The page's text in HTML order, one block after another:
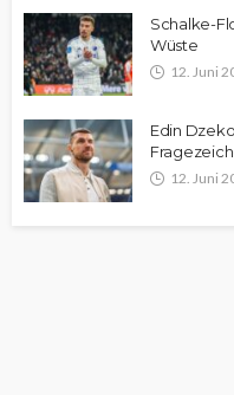
Schalke-
Wüste
12. Juni
Edin
12. Juni